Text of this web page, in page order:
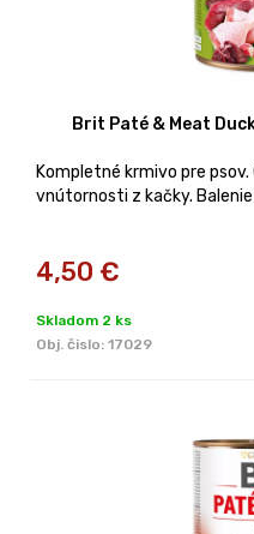
Brit Paté & Meat
Kompletné krmivo pre psov.
vnútornosti z kačky.
4,50 €
Skladom 2 ks
Obj. čislo: 17029